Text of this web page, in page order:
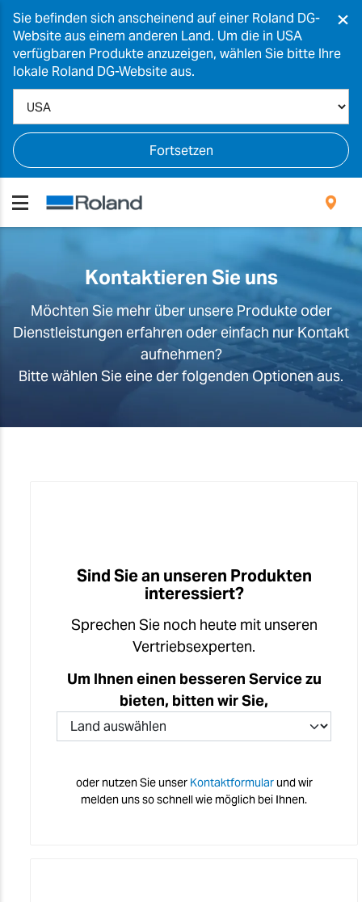
Sie befinden sich anscheinend auf einer Roland DG-
Website aus einem anderen Land. Um die in USA
verfügbaren Produkte anzuzeigen, wählen Sie bitte Ihre
lokale Roland DG-Website aus.
Fortsetzen
×
Kontaktieren Sie uns
Möchten Sie mehr über unsere Produkte oder
Dienstleistungen erfahren oder einfach nur Kontakt
aufnehmen?
Bitte wählen Sie eine der folgenden Optionen aus.
Sind Sie an unseren Produkten
interessiert?
Sprechen Sie noch heute mit unseren
Vertriebsexperten.
Um Ihnen einen besseren Service zu
bieten, bitten wir Sie,
oder nutzen Sie unser Kontaktformularund wir
melden uns so schnell wie möglich bei Ihnen.